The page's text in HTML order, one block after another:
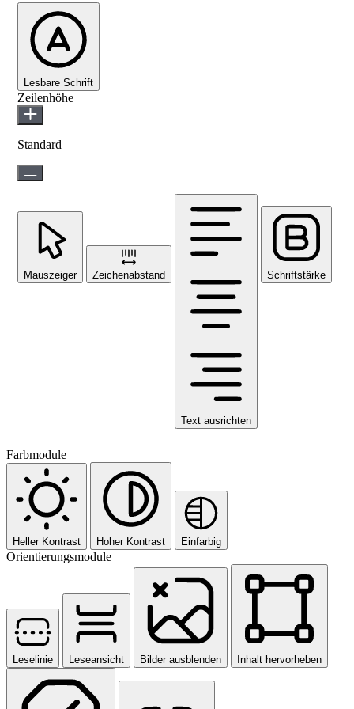
Lesbare Schrift
Zeilenhöhe
Standard
Mauszeiger Zeichenabstand
Text ausrichten
Schriftstärke
Farbmodule
Heller Kontrast Hoher Kontrast Einfarbig
Orientierungsmodule
Leselinie Leseansicht Bilder ausblenden Inhalt hervorheben